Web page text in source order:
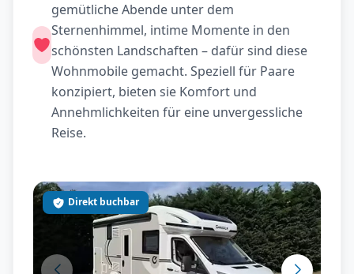
gemütliche Abende unter dem
Sternenhimmel, intime Momente in den
schönsten Landschaften – dafür sind diese
Wohnmobile gemacht. Speziell für Paare
konzipiert, bieten sie Komfort und
Annehmlichkeiten für eine unvergessliche
Reise.
Direkt buchbar